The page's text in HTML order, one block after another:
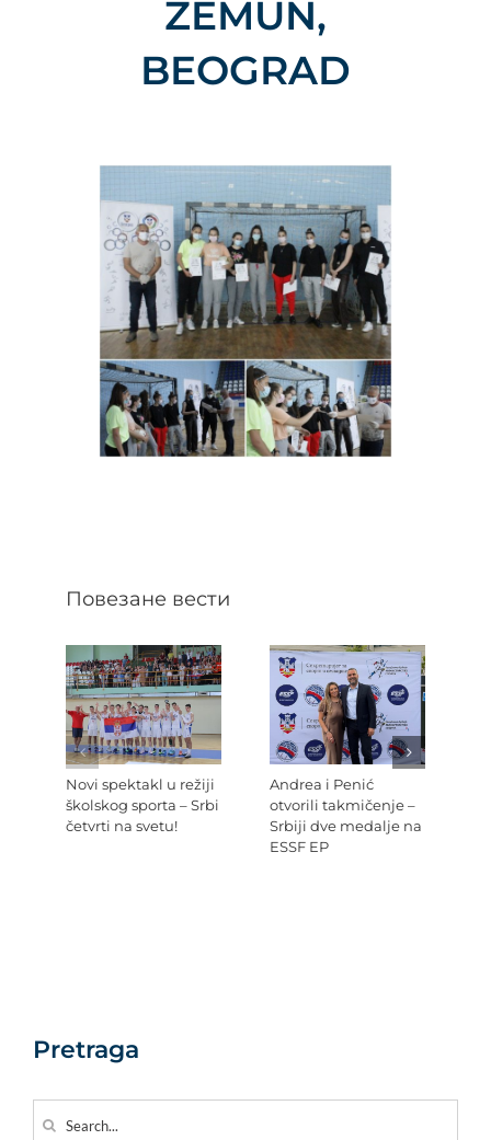
ZEMUN,
BEOGRAD
Повезане вести
Novi spektakl u režiji
školskog sporta – Srbi
četvrti na svetu!
Andrea i Penić
otvorili takmičenje –
Srbiji dve medalje na
ESSF EP
Pretraga
for: